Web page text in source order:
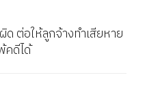
ด ต่อให้ลูกจ้างทำเสียหาย
คดีได้